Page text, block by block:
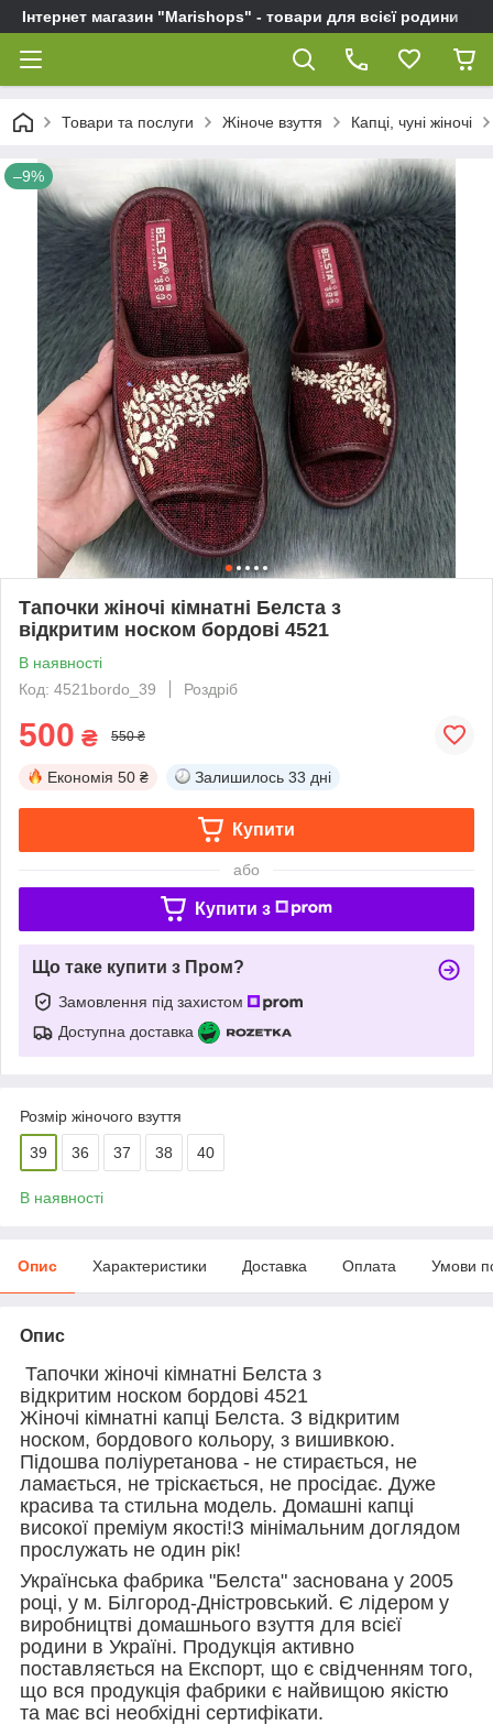
Інтернет магазин "Marishops" - товари для всієї родини
Товари та послуги Жіноче взуття Капці, чуні жіночі
–9%
Тапочки жіночі кімнатні Белста з
відкритим носком бордові 4521
В наявності
Код: 4521bordo_39
Роздріб
500 ₴ 550 ₴
Економія 50 ₴ Залишилось 33 дні
Купити
або
Купити з
Що таке купити з Пром?
Замовлення під захистом
Доступна доставка
Розмір жіночого взуття
39 36 37 38 40
В наявності
Опис Характеристики Доставка Оплата Умови
Опис
Тапочки жіночі кімнатні Белста з
відкритим носком бордові 4521
Жіночі кімнатні капці Белста. З відкритим
носком, бордового кольору, з вишивкою.
Підошва поліуретанова - не стирається, не
ламається, не тріскається, не просідає. Дуже
красива та стильна модель. Домашні капці
високої преміум якості!З мінімальним доглядом
прослужать не один рік!
Українська фабрика "Белста" заснована у 2005
році, у м. Білгород-Дністровський. Є лідером у
виробництві домашнього взуття для всієї
родини в Україні. Продукція активно
поставляється на Експорт, що є свідченням того,
що вся продукція фабрики є найвищою якістю
та має всі необхідні сертифікати.